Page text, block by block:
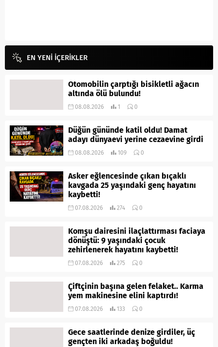
EN YENİ İÇERİKLER
Otomobilin çarptığı bisikletli ağacın
altında ölü bulundu!
08.08.2026 1 0
Düğün gününde katil oldu! Damat
adayı dünyaevi yerine cezaevine girdi
08.08.2026 109 0
Asker eğlencesinde çıkan bıçaklı
kavgada 25 yaşındaki genç hayatını
kaybetti!
07.08.2026 274 0
Komşu dairesini ilaçlattırması faciaya
dönüştü: 9 yaşındaki çocuk
zehirlenerek hayatını kaybetti!
07.08.2026 275 0
Çiftçinin başına gelen felaket.. Karma
yem makinesine elini kaptırdı!
07.08.2026 133 0
Gece saatlerinde denize girdiler, üç
gençten iki arkadaş boğuldu!